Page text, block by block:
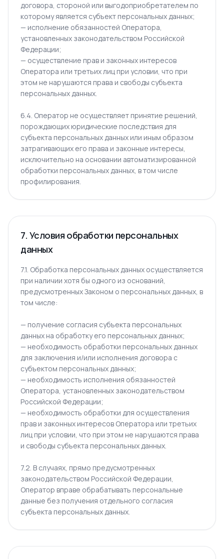
договора, стороной или выгодоприобретателем по
которому является субъект персональных данных;
— исполнение обязанностей Оператора,
установленных законодательством Российской
Федерации;
— осуществление прав и законных интересов
Оператора или третьих лиц при условии, что при
этом не нарушаются права и свободы субъекта
персональных данных.
6.4. Оператор не осуществляет принятие решений,
порождающих юридические последствия для
субъекта персональных данных или иным образом
затрагивающих его права и законные интересы,
исключительно на основании автоматизированной
обработки персональных данных, в том числе
профилирования.
7. Условия обработки персональных
данных
7.1. Обработка персональных данных осуществляется
при наличии хотя бы одного из оснований,
предусмотренных Законом о персональных данных, в
том числе:
— получение согласия субъекта персональных
данных на обработку его персональных данных;
— необходимость обработки персональных данных
для заключения и/или исполнения договора с
субъектом персональных данных;
— необходимость исполнения обязанностей
Оператора, установленных законодательством
Российской Федерации;
— необходимость обработки для осуществления
прав и законных интересов Оператора или третьих
лиц при условии, что при этом не нарушаются права
и свободы субъекта персональных данных.
7.2. В случаях, прямо предусмотренных
законодательством Российской Федерации,
Оператор вправе обрабатывать персональные
данные без получения отдельного согласия
субъекта персональных данных.